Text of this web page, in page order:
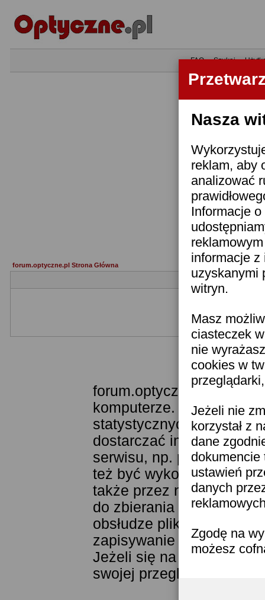
Nasza
reklam, aby
analizować
Informacje
informacje z
uzyskanymi
witryn.
Masz
ciasteczek
nie
cookies w
Jeżeli nie
korzystał z
dane
dokumencie
ustawień
danych
Zgodę na
możesz
•FAQ•Szukaj•
forum.optyczne.pl Strona Główna
Jeżeli nie jesteś
forum.optyczne.pl
komputerze.
statystycznych. Pozwala
dostarczać im
serwisu, np. poprzez
też być wykorzystywane
także przez narzędzie
do zbierania statystyk.
obsłudze plików cookies
zapisywanie ich w
Jeżeli się na to nie
swojej przeglądarki.